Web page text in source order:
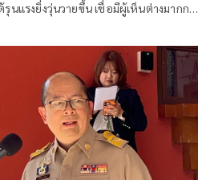
นแรงยิ่งวุ่นวายขึ้น เชื่อมีผู้เห็นต่างมากกว่า